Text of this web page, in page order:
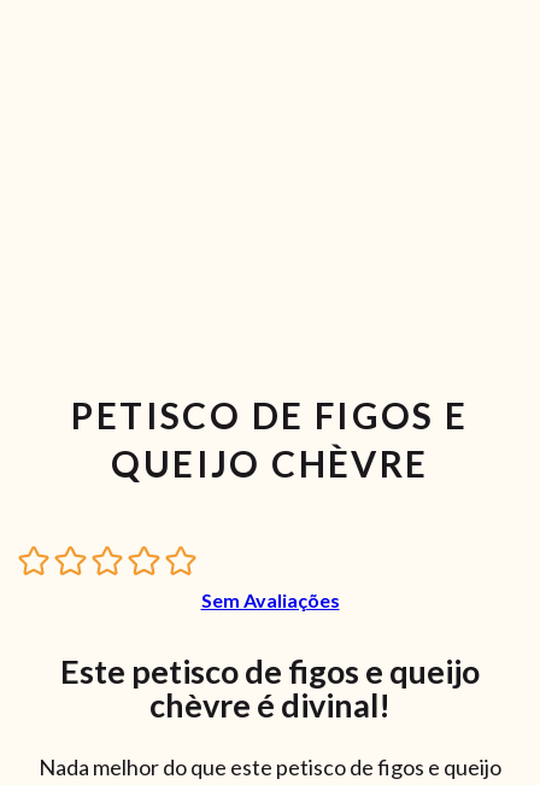
PETISCO DE FIGOS E
QUEIJO CHÈVRE
Sem Avaliações
Este petisco de figos e queijo
chèvre é divinal!
Nada melhor do que este petisco de figos e queijo